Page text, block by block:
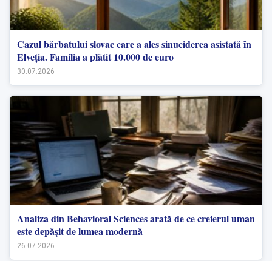
Cazul bărbatului slovac care a ales sinuciderea asistată în
Elveția. Familia a plătit 10.000 de euro
30.07.2026
Analiza din Behavioral Sciences arată de ce creierul uman
este depășit de lumea modernă
26.07.2026